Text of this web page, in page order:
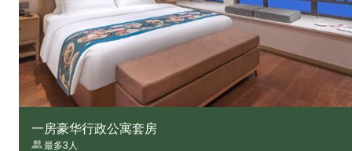
一房豪华行政公寓套房
最多3人